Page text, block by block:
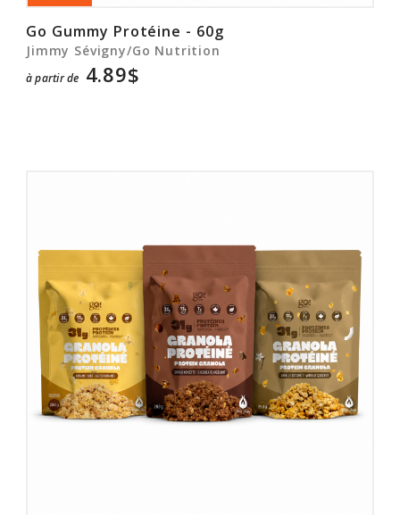
Go Gummy Protéine - 60g
Jimmy Sévigny/Go Nutrition
à partir de 4.89$